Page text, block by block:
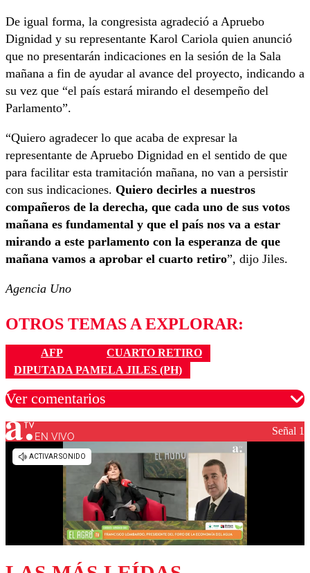
De igual forma, la congresista agradeció a Apruebo
Dignidad y su representante Karol Cariola quien anunció
que no presentarán indicaciones en la sesión de la Sala
mañana a fin de ayudar al avance del proyecto, indicando a
su vez que “el país estará mirando el desempeño del
Parlamento”.
“Quiero agradecer lo que acaba de expresar la
representante de Apruebo Dignidad en el sentido de que
para facilitar esta tramitación mañana, no van a persistir
con sus indicaciones. Quiero decirles a nuestros
compañeros de la derecha, que cada uno de sus votos
mañana es fundamental y que el país nos va a estar
mirando a este parlamento con la esperanza de que
mañana vamos a aprobar el cuarto retiro”, dijo Jiles.
Agencia Uno
OTROS TEMAS A EXPLORAR:
AFP
CUARTO RETIRO
DIPUTADA PAMELA JILES (PH)
Ver comentarios
Los comentarios son moderados para garantizar un
diálogo respetuoso.
EN VIVO Señal 1